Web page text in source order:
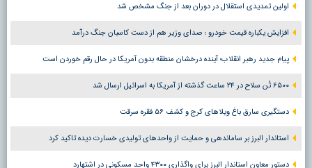
اولین تمدیدی استقلال در دوران بعد از جنگ مشخص شد
افزایش یکباره قیمت خودرو ؛ صدای وزیر هم از دست کاسبان جنگ درآمد
پیام جدید رهبر انقلاب؛ آینده درخشان منطقه بدون آمریکا در حال رقم خوردن است
۶۵۰۰ تُن سلاح در ۲۴ ساعت گذشته از آمریکا به اسرائیل ارسال شد
دستگیری سارق باغ ویلاهای کرج و کشف ۵۶ فقره سرقت
استاندار البرز بر ساماندهی و حمایت از واحدهای تولیدی خسارت دیده تاکید کرد
دستور معاون استاندار البرز برای واگذاری ۴۳۰۰ واحد مسکونی در اشتهارد